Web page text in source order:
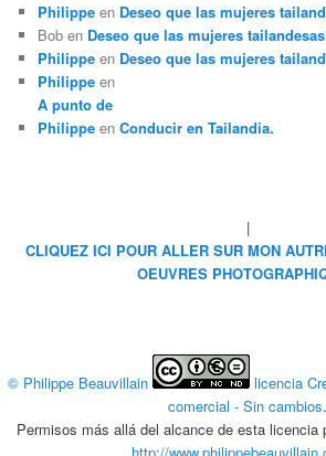
Philippe en Deseo que las mujeres
Bob en Deseo que las mujeres
Philippe en Deseo que las mujeres
Philippe en
A punto de
Philippe enConducir en Tailandia.
|
CLIQUEZ ICI POUR ALLER SUR MON
OEUVRES
© Philippe Beauvillain
licencia
comercial - Sin cambios.
Permisos más allá del alcance de esta licencia